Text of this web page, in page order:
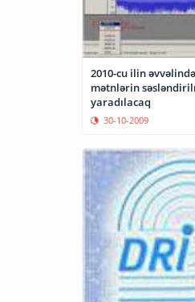
2010-cu ilin
mətnlərin
yaradılacaq
30-10-2009